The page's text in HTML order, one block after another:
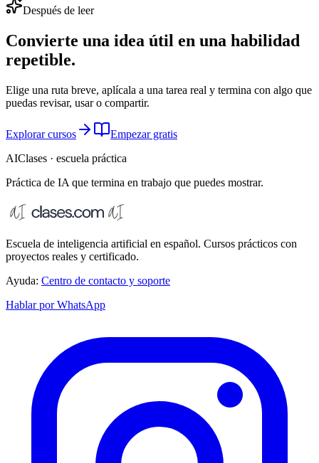
Después de leer
Convierte una idea útil en una habilidad
repetible.
Elige una ruta breve, aplícala a una tarea real y termina con algo que
puedas revisar, usar o compartir.
Explorar cursos
Empezar gratis
AIClases · escuela práctica
Práctica de IA que termina en trabajo que puedes mostrar.
Escuela de inteligencia artificial en español. Cursos prácticos con
proyectos reales y certificado.
Ayuda: Centro de contacto y soporte
Hablar por WhatsApp